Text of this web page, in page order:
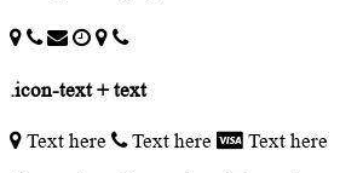
.icon-text + text
Text here Text here
Text here